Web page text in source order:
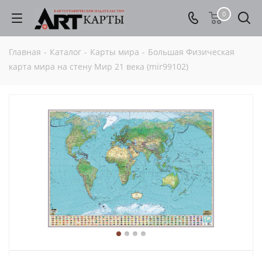
0
Главная - Каталог - Карты мира - Большая Физическая
карта мира на стену Мир 21 века (mir99102)